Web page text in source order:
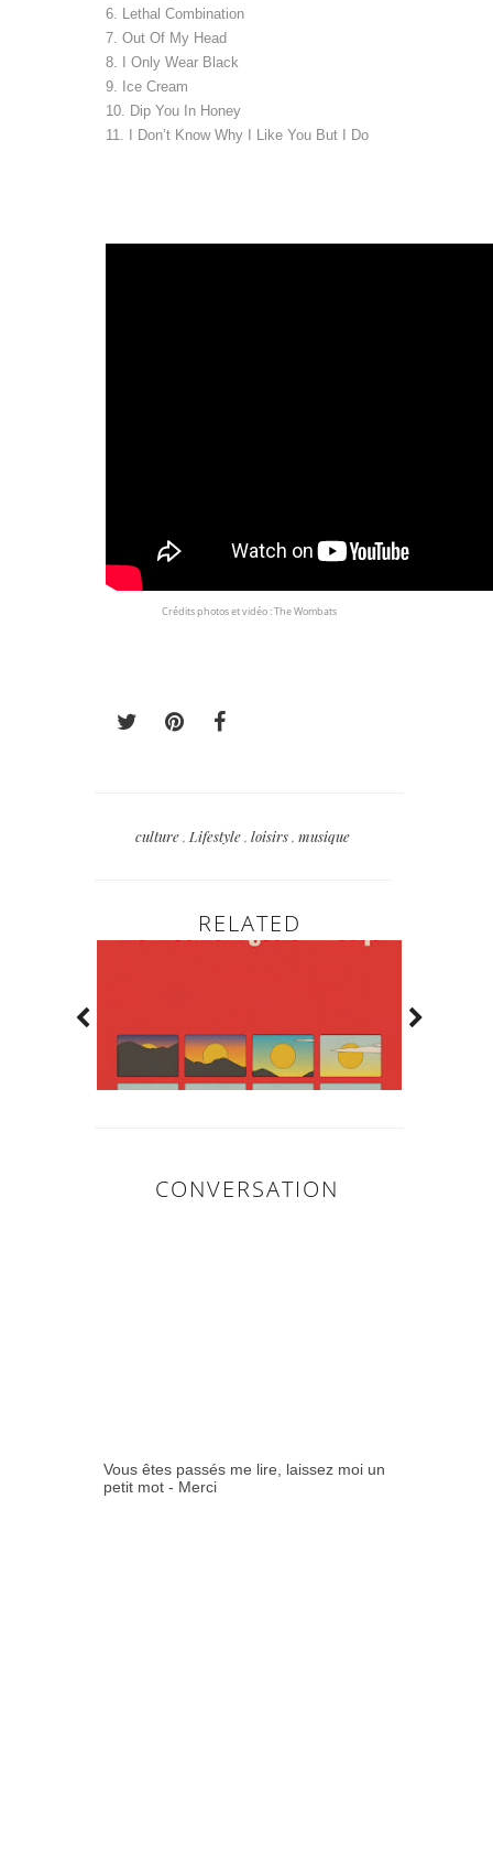
6. Lethal Combination
7. Out Of My Head
8. I Only Wear Black
9. Ice Cream
10. Dip You In Honey
11. I Don’t Know Why I Like You But I Do
Crédits photos et vidéo : The Wombats
culture, Lifestyle, loisirs, musique
RELATED
CONVERSATION
Vous êtes passés me lire, laissez moi un
petit mot - Merci